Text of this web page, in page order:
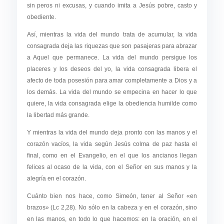
sin peros ni excusas, y cuando imita a Jesús pobre, casto y
obediente.
Así, mientras la vida del mundo trata de acumular, la vida
consagrada deja las riquezas que son pasajeras para abrazar
a Aquel que permanece. La vida del mundo persigue los
placeres y los deseos del yo, la vida consagrada libera el
afecto de toda posesión para amar completamente a Dios y a
los demás. La vida del mundo se empecina en hacer lo que
quiere, la vida consagrada elige la obediencia humilde como
la libertad más grande.
Y mientras la vida del mundo deja pronto con las manos y el
corazón vacíos, la vida según Jesús colma de paz hasta el
final, como en el Evangelio, en el que los ancianos llegan
felices al ocaso de la vida, con el Señor en sus manos y la
alegría en el corazón.
Cuánto bien nos hace, como Simeón, tener al Señor «en
brazos» (Lc 2,28). No sólo en la cabeza y en el corazón, sino
en las manos, en todo lo que hacemos: en la oración, en el